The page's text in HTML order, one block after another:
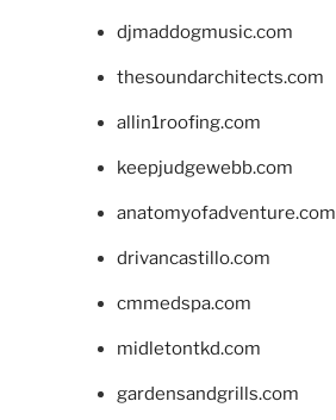
djmaddogmusic.com
thesoundarchitects.com
allin1roofing.com
keepjudgewebb.com
anatomyofadventure.com
drivancastillo.com
cmmedspa.com
midletontkd.com
gardensandgrills.com